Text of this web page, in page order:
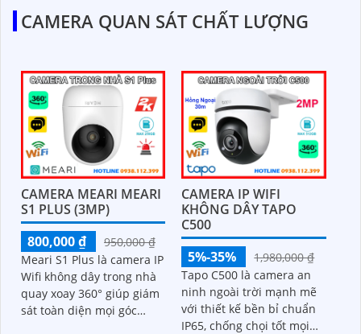
CAMERA QUAN SÁT CHẤT LƯỢNG
CAMERA MEARI MEARI
S1 PLUS (3MP)
800,000 ₫
950,000 ₫
Meari S1 Plus là camera IP
Wifi không dây trong nhà
quay xoay 360° giúp giám
sát toàn diện mọi góc
CAMERA IP WIFI
KHÔNG DÂY TAPO
C500
5%-35%
1,980,000 ₫
Tapo C500 là camera an
ninh ngoài trời mạnh mẽ
với thiết kế bền bỉ chuẩn
IP65, chống chọi tốt mọi